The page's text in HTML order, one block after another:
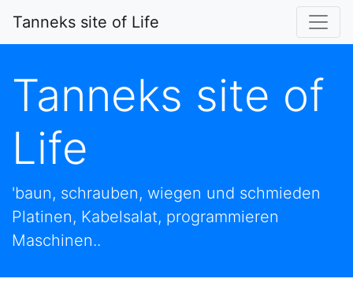
Tanneks site of Life
Tanneks site of
Life
'baun, schrauben, wiegen und schmieden
Platinen, Kabelsalat, programmieren
Maschinen..